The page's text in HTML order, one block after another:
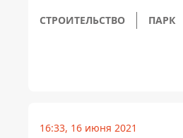
СТРОИТЕЛЬСТВО ПАРК
16:33, 16 июня 2021